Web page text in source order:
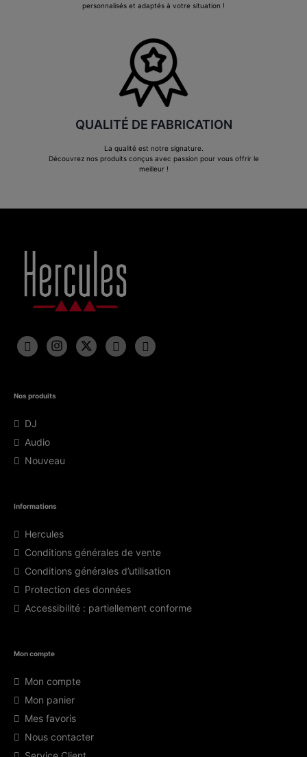
personnalisés et adaptés à votre situation !
QUALITÉ DE FABRICATION
La qualité est notre signature.
Découvrez nos produits conçus avec passion pour vous offrir le
meilleur !
Nos produits
DJ
Audio
Nouveau
Informations
Hercules
Conditions générales de vente
Conditions générales d’utilisation
Protection des données
Accessibilité : partiellement conforme
Mon compte
Mon compte
Mon panier
Mes favoris
Nous contacter